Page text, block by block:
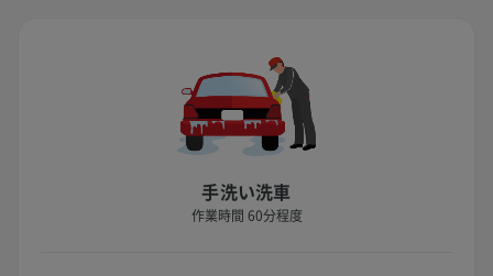
手洗い洗車
作業時間 60分程度